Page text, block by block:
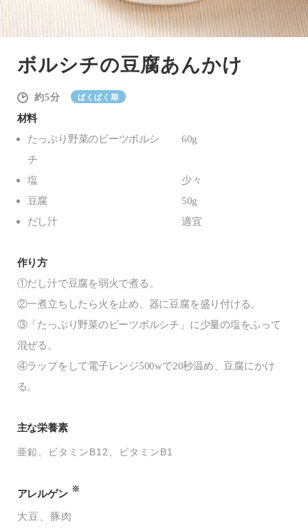
ボルシチの豆腐あんかけ
5 ぱくぱく期
材料
たっぷり野菜のビーツボルシ
チ
60g
塩 少々
豆腐 50g
だし汁 適宜
作り方
①だし汁で豆腐を弱火で煮る。
②一煮立ちしたら火を止め、器に豆腐を盛り付ける。
③「たっぷり野菜のビーツボルシチ」に少量の塩をふって
混ぜる。
④ラップをして電子レンジ500wで20秒温め、豆腐にかけ
る。
主な栄養素
亜鉛 ビタミンB12 ビタミンB1
アレルゲン ※
大豆 豚肉